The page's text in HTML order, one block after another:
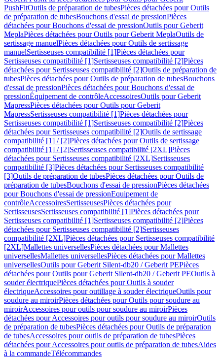
PushFitOutils de préparation de tubesPièces détachées pour Outils
de préparation de tubesBouchons d'essai de pressionPièces
détachées pour Bouchons d'essai de pressionOutils pour Geberit
MeplaPièces détachées pour Outils pour Geberit MeplaOutils de
sertissage manuelPièces détachées pour Outils de sertissage
manuelSertisseuses compatibilité [1]Pièces détachées pour
Sertisseuses compatibilité [1]Sertisseuses compatibilité [2]Pièces
détachées pour Sertisseuses compatibilité [2]Outils de préparation de
tubesPièces détachées pour Outils de préparation de tubesBouchons
d'essai de pressionPièces détachées pour Bouchons d'essai de
pressionÉquipement de contrôleAccessoiresOutils pour Geberit
MapressPièces détachées pour Outils pour Geberit
MapressSertisseuses compatibilité [1]Pièces détachées pour
Sertisseuses compatibilité [1]Sertisseuses compatibilité [2]Pièces
détachées pour Sertisseuses compatibilité [2]Outils de sertissage
compatibilité [1] / [2]Pièces détachées pour Outils de sertissage
compatibilité [1] / [2]Sertisseuses compatibilité [2XL]Pièces
détachées pour Sertisseuses compatibilité [2XL]Sertisseuses
compatibilité [3]Pièces détachées pour Sertisseuses compatibilité
[3]Outils de préparation de tubesPièces détachées pour Outils de
préparation de tubesBouchons d'essai de pressionPièces détachées
pour Bouchons d'essai de pressionEquipement de
contrôleAccessoiresSertisseusesPièces détachées pour
SertisseusesSertisseuses compatibilité [1]Pièces détachées pour
Sertisseuses compatibilité [1]Sertisseuses compatibilité [2]Pièces
détachées pour Sertisseuses compatibilité [2]Sertisseuses
compatibilité [2XL]Pièces détachées pour Sertisseuses compatibilité
[2XL]Mallettes universellesPièces détachées pour Mallettes
universellesMallettes universellesPièces détachées pour Mallettes
universellesOutils pour Geberit Silent-db20 / Geberit PEPièces
détachées pour Outils pour Geberit Silent-db20 / Geberit PEOutils à
souder électriquePièces détachées pour Outils à souder
électriqueAccessoires pour outillage à souder électriqueOutils pour
soudure au miroirPièces détachées pour Outils pour soudure au
miroirAccessoires pour outils pour soudure au miroirPièces
détachées pour Accessoires pour outils pour soudure au miroirOutils
de préparation de tubesPièces détachées pour Outils de préparation
de tubesAccessoires pour outils de préparation de tubesPièces
détachées pour Accessoires pour outils de préparation de tubesAides
à la commandeTélécommandes